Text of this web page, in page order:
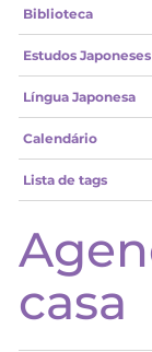
Biblioteca
Estudos
Língua Japonesa
Calendário
Lista de tags
casa